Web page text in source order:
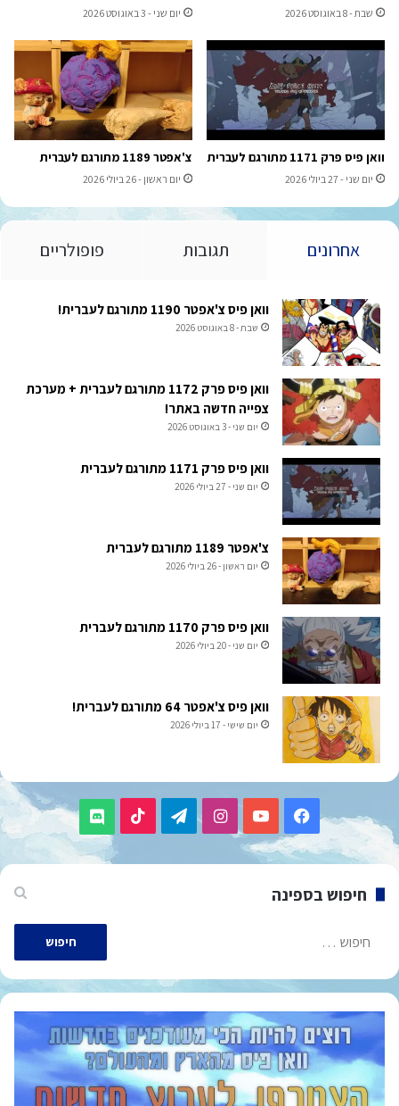
שבת - 8 באוגוסט 2026 יום שני - 3 באוגוסט 2026
וואן פיס פרק 1171 מתורגם לעברית
יום שני - 27 ביולי 2026
צ'אפטר 1189 מתורגם לעברית
יום ראשון - 26 ביולי 2026
אחרונים תגובות פופולריים
וואן פיס צ'אפטר 1190 מתורגם לעברית!
שבת - 8 באוגוסט 2026
וואן פיס פרק 1172 מתורגם לעברית + מערכת
צפייה חדשה באתר!
יום שני - 3 באוגוסט 2026
וואן פיס פרק 1171 מתורגם לעברית
יום שני - 27 ביולי 2026
צ'אפטר 1189 מתורגם לעברית
יום ראשון - 26 ביולי 2026
וואן פיס פרק 1170 מתורגם לעברית
יום שני - 20 ביולי 2026
וואן פיס צ'אפטר 64 מתורגם לעברית!
יום שישי - 17 ביולי 2026
Facebook
YouTube
Instagram
Telegram
TikTok
Discord
חיפוש בספינה
חיפוש: